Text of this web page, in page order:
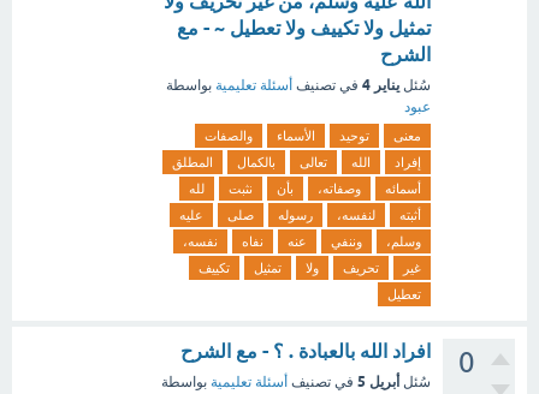
تمثيل ولا تكييف ولا تعطيل ~ - مع
الشرح
سُئل يناير 4 في تصنيف أسئلة تعليمية بواسطة
عبود
معنى توحيد الأسماء
والصفات
إفراد
الله تعالى بالكمال
المطلق
أسمائه
وصفاته، بأن نثبت
لله
أثبته
لنفسه، رسوله صلى
عليه
وسلم،
وننفي عنه نفاه
نفسه،
غير
تحريف ولا تمثيل
تكييف
تعطيل
0 افراد الله بالعبادة . ؟ - مع الشرح
سُئل أبريل 5 في تصنيف أسئلة تعليمية بواسطة